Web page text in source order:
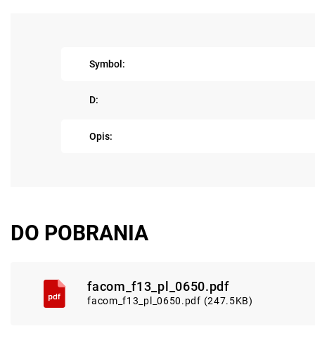
Symbol:
D:
Opis:
DO POBRANIA
facom_f13_pl_0650.pdf
facom_f13_pl_0650.pdf (247.5KB)